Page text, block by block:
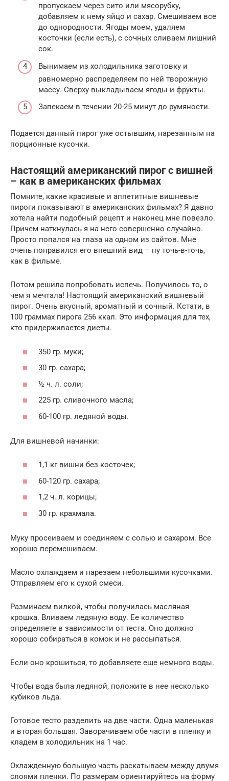
пропускаем через сито или мясорубку,
добавляем к нему яйцо и сахар. Смешиваем все
до однородности. Ягоды моем, удаляем
косточки (если есть), с сочных сливаем лишний
сок.
Вынимаем из холодильника заготовку и
равномерно распределяем по ней творожную
массу. Сверху выкладываем ягоды и фрукты.
Запекаем в течении 20-25 минут до румяности.
Подается данный пирог уже остывшим, нарезанным на
порционные кусочки.
Настоящий американский пирог с вишней
– как в американских фильмах
Помните, какие красивые и аппетитные вишневые
пироги показывают в американских фильмах? Я давно
хотела найти подобный рецепт и наконец мне повезло.
Причем наткнулась я на него совершенно случайно.
Просто попался на глаза на одном из сайтов. Мне
очень понравился его внешний вид – ну точь-в-точь,
как в фильме.
Потом решила попробовать испечь. Получилось то, о
чем я мечтала! Настоящий американский вишневый
пирог. Очень вкусный, ароматный и сочный. Кстати, в
100 граммах пирога 256 ккал. Это информация для тех,
кто придерживается диеты.
350 гр. муки;
30 гр. сахара;
½ ч. л. соли;
225 гр. сливочного масла;
60-100 гр. ледяной воды.
Для вишневой начинки:
1,1 кг вишни без косточек;
60-120 гр. сахара;
1,2 ч. л. корицы;
30 гр. крахмала.
Муку просеиваем и соединяем с солью и сахаром. Все
хорошо перемешиваем.
Масло охлаждаем и нарезаем небольшими кусочками.
Отправляем его к сухой смеси.
Разминаем вилкой, чтобы получилась масляная
крошка. Вливаем ледяную воду. Ее количество
определяете в зависимости от теста. Оно должно
хорошо собираться в комок и не рассыпаться.
Если оно крошиться, то добавляете еще немного воды.
Чтобы вода была ледяной, положите в нее несколько
кубиков льда.
Готовое тесто разделить на две части. Одна маленькая
и вторая большая. Заворачиваем обе части в пленку и
кладем в холодильник на 1 час.
Охлажденную большую часть раскатываем между двумя
слоями пленки. По размерам ориентируйтесь на форму